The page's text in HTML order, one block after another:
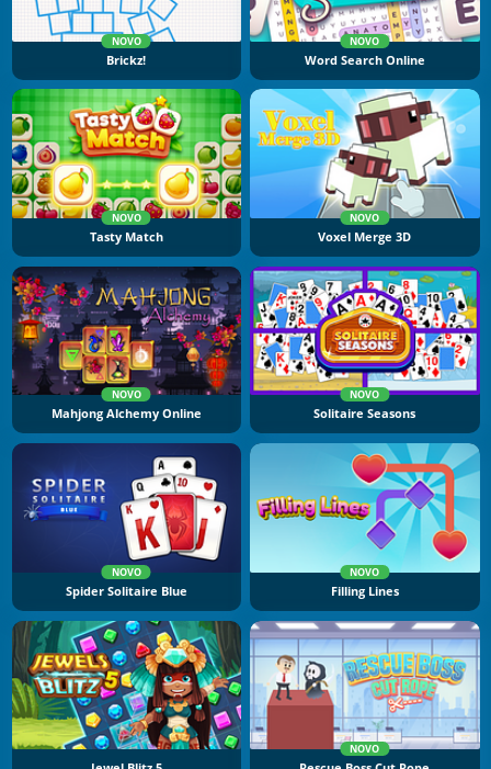
NOVO
Brickz!
NOVO
Word Search Online
NOVO
Tasty Match
NOVO
Voxel Merge 3D
NOVO
Mahjong Alchemy Online
NOVO
Solitaire Seasons
NOVO
Spider Solitaire Blue
NOVO
Filling Lines
NOVO